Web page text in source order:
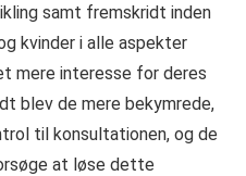
samt fremskridt inden
kvinder i alle aspekter
mere interesse for deres
blev de mere bekymrede,
til konsultationen, og de
at løse dette